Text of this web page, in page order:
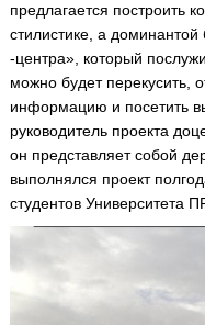
предлагается построить
стилистике, а доминантой
-центра», который
можно будет перекусить,
информацию и посетить
руководитель проекта
он представляет собой
выполнялся проект
студентов